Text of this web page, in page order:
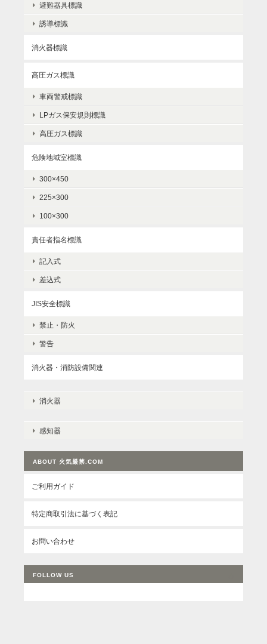
避難器具標識
誘導標識
消火器標識
高圧ガス標識
車両警戒標識
LPガス保安規則標識
高圧ガス標識
危険地域室標識
300×450
225×300
100×300
責任者指名標識
記入式
差込式
JIS安全標識
禁止・防火
警告
消火器・消防設備関連
消火器
感知器
ABOUT 火気厳禁.COM
ご利用ガイド
特定商取引法に基づく表記
お問い合わせ
FOLLOW US